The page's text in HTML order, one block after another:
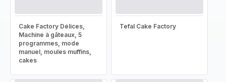
Cake Factory Délices,
Machine à gâteaux, 5
programmes, mode
manuel, moules muffins,
cakes
Tefal Cake Factory